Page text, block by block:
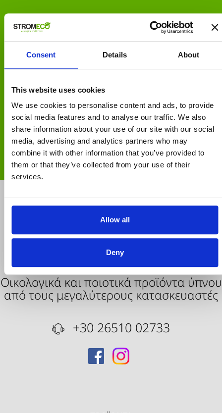
Consent Details About
This website uses cookies
We use cookies to personalise content and ads, to provide
social media features and to analyse our traffic. We also
share information about your use of our site with our social
media, advertising and analytics partners who may
combine it with other information that you’ve provided to
them or that they’ve collected from your use of their
services.
Allow all
Deny
ΑΣΦΑΛΕΙΑ ΑΓΟΡΩΝ
Χρεωστική / Πιστωτική κάρτα
ΥΠΟΣΤΗΡΙΞΗ
Τηλεφωνικές παραγγελίες
ΑΠΟΣΤΟΛΗ
Δωρεάν άνω των € 30
Οικολογικά και ποιοτικά προϊόντα ύπνου
από τους μεγαλύτερους κατασκευαστές
+30 26510 02733